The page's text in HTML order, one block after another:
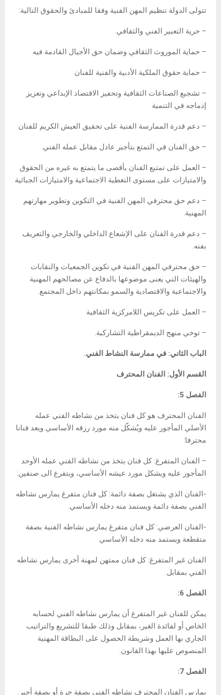
تتولى الدولة تنظيم المهن الفنية وفقا للمبادئ والحقوق التالية:
– حرية التعبير الفني والثقافي.
– حماية الموروث الثقافي وضمان حق الأجيال القادمة فيه
– حماية حقوق الملكية الأدبية والفنية للفنان
– تشجيع الصناعات الثقافية وتحفيز الاقتصاد الإبداعي وتعزيز
إدماجه في التنمية
– دعم قدرة الممارسة الفنية على تحقيق العيش الكريم للفنان
– حق الفنان في التمتع بتأجير عادل مقابل عمله الفني.
– العمل على تمتيع الفنان بأقصى ما يتمتع به غيره من الحقوق
والامتيازات على مستوى التغطية الاجتماعية والامتيازات الجبائية
– دعم حق محترفي المهن الفنية في التكوين وتطوير مهارتهم
المهنية.
– دعم قدرة الفنان على الإشعاع الداخلي والخارجي والتعريف
بفنه.
– حق محترفي المهن الفنية في تكوين الجمعيات والنقابات
والهيئات التي يعنى موضوعها بالدفاع عن مصالحهم المهنية
والاجتماعية والاقتصادية والسمو بمكانتهم داخل المجتمع.
– العمل على تكريس اللامركزية الثقافية
– توخي منهج الديمقراطية التشاركية.
الباب الثاني: في ممارسة النشاط الفني.
القسم الأول: الفنان المحترف
الفصل 5:
الفنان المحترف هو كل فنان يتخذ من نشاطه الفني عمله
الأصلي المأجور عليه ويُشكّل منه مورد رزقه الأساسي ويعد فنانا
محترفا:
– الفنان المتفرغ: كل فنان يتخذ من نشاطه الفني عمله الأوحد
المأجور عليه ويشكل مورد عيشه الأساسي، ويتفرع الى صنفين:
-الفنان الذي يشتغل بصفة دائمة: كل فنان متفرغ يمارس نشاطه
الفني بصفة دائمة ويستمد منه دخله الأساسي.
-الفنان العرضي: كل فنان متفرغ يمارس نشاطه الفنية بصفة
متقطعة ويستمد منه دخله الأساسي
الفنان غير المتفرغ: كل فنان ممتهن لمهنة أخرى يمارس نشاطه
الفني بمقابل.
الفصل 6:
يمكن للفنان غير المتفرغ أن يمارس نشاطه الفني لحسابه
الخاص أو لفائدة الغير، بمقابل وذلك طبقا للتشريع والتراتيب
الجاري بها العمل وشريطة الحصول على البطاقة المهنية
المنصوص عليها بهذا القانون.
الفصل 7:
يمارس الفنان المحترف نشاطه الفني بصفة حرة أو بصفة أجير.